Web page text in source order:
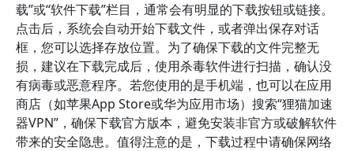
载”或“软件下载”栏目，通常会有明显的下载按钮或链接。
点击后，系统会自动开始下载文件，或者弹出保存对话
框，您可以选择存放位置。为了确保下载的文件完整无
损，建议在下载完成后，使用杀毒软件进行扫描，确认没
有病毒或恶意程序。若您使用的是手机端，也可以在应用
商店（如苹果App Store或华为应用市场）搜索“狸猫加速
器VPN”，确保下载官方版本，避免安装非官方或破解软件
带来的安全隐患。值得注意的是，下载过程中请确保网络